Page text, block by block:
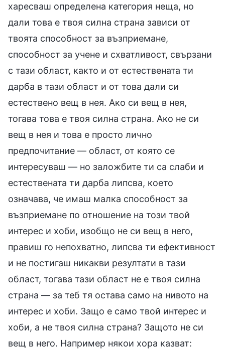
харесваш определена категория неща, но
дали това е твоя силна страна зависи от
твоята способност за възприемане,
способност за учене и схватливост, свързани
с тази област, както и от естествената ти
дарба в тази област и от това дали си
естествено вещ в нея. Ако си вещ в нея,
тогава това е твоя силна страна. Ако не си
вещ в нея и това е просто лично
предпочитание — област, от която се
интересуваш — но заложбите ти са слаби и
естествената ти дарба липсва, което
означава, че имаш малка способност за
възприемане по отношение на този твой
интерес и хоби, изобщо не си вещ в него,
правиш го непохватно, липсва ти ефективност
и не постигаш никакви резултати в тази
област, тогава тази област не е твоя силна
страна — за теб тя остава само на нивото на
интерес и хоби. Защо е само твой интерес и
хоби, а не твоя силна страна? Защото не си
вещ в него. Например някои хора казват: